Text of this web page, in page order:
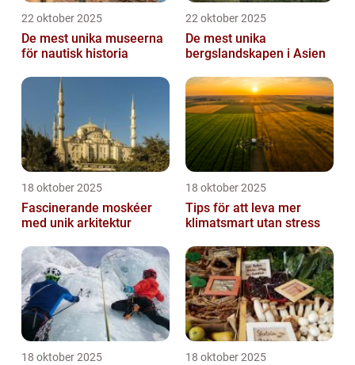
22 oktober 2025
De mest unika museerna
för nautisk historia
22 oktober 2025
De mest unika
bergslandskapen i Asien
18 oktober 2025
Fascinerande moskéer
med unik arkitektur
18 oktober 2025
Tips för att leva mer
klimatsmart utan stress
18 oktober 2025 18 oktober 2025